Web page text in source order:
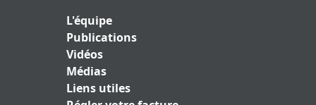
L'équipe
Publications
Vidéos
Médias
Liens utiles